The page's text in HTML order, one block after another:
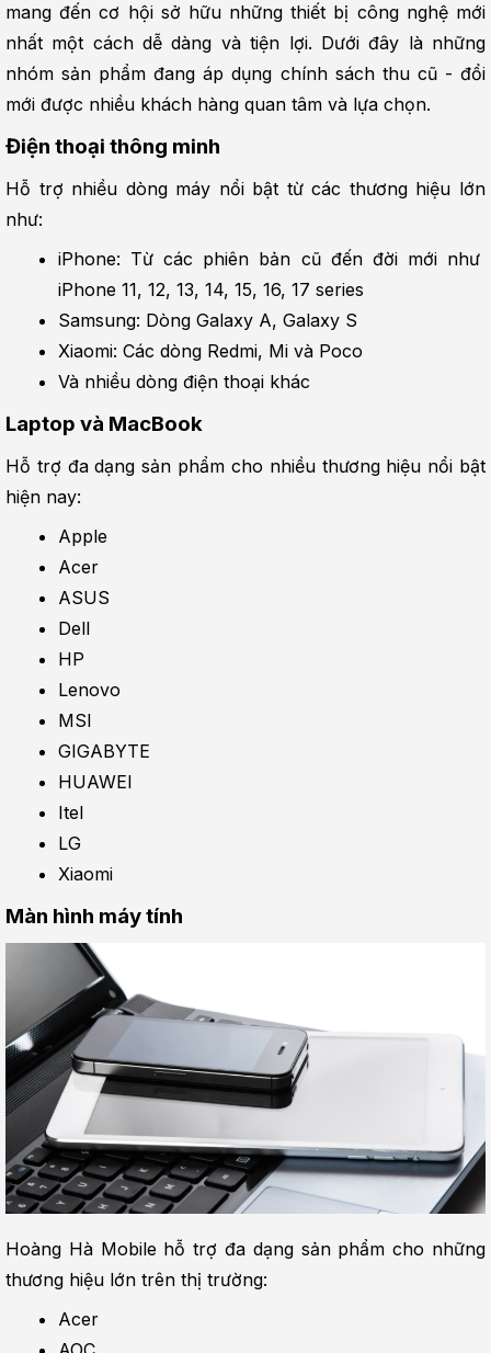
mang đến cơ hội sở hữu những thiết bị công nghệ mới
nhất một cách dễ dàng và tiện lợi. Dưới đây là những
nhóm sản phẩm đang áp dụng chính sách thu cũ - đổi
mới được nhiều khách hàng quan tâm và lựa chọn.
Điện thoại thông minh
Hỗ trợ nhiều dòng máy nổi bật từ các thương hiệu lớn
như:
iPhone: Từ các phiên bản cũ đến đời mới như
iPhone 11, 12, 13, 14, 15, 16, 17 series
Samsung: Dòng Galaxy A, Galaxy S
Xiaomi: Các dòng Redmi, Mi và Poco
Và nhiều dòng điện thoại khác
Laptop và MacBook
Hỗ trợ đa dạng sản phẩm cho nhiều thương hiệu nổi bật
hiện nay:
Apple
Acer
ASUS
Dell
HP
Lenovo
MSI
GIGABYTE
HUAWEI
Itel
LG
Xiaomi
Màn hình máy tính
Hoàng Hà Mobile hỗ trợ đa dạng sản phẩm cho những
thương hiệu lớn trên thị trường:
Acer